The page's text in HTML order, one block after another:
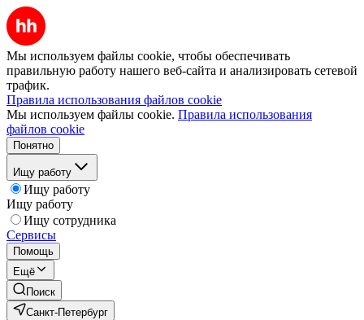
Мы используем файлы cookie, чтобы обеспечивать
правильную работу нашего веб-сайта и анализировать сетевой
трафик.
Правила использования файлов cookie
Мы используем файлы cookie. Правила использования
файлов cookie
Понятно
Ищу работу
Ищу работу
Ищу работу
Ищу сотрудника
Сервисы
Помощь
Ещё
Поиск
Санкт-Петербург